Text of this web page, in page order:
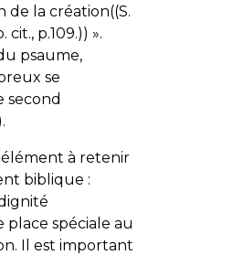
de la création((S.
cit., p.109.)) ».
psaume,
se
second
élément à retenir
biblique :
spéciale au
Il est important